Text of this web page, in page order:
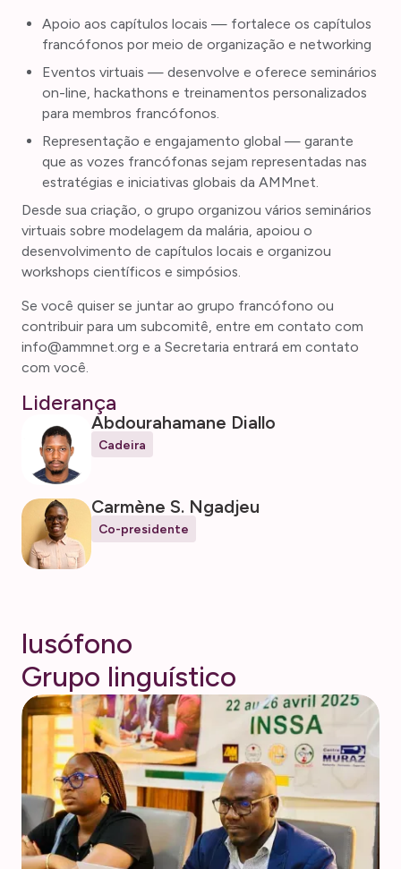
Apoio aos capítulos locais — fortalece os capítulos
francófonos por meio de organização e networking
Eventos virtuais — desenvolve e oferece seminários
on-line, hackathons e treinamentos personalizados
para membros francófonos.
Representação e engajamento global — garante
que as vozes francófonas sejam representadas nas
estratégias e iniciativas globais da AMMnet.
Desde sua criação, o grupo organizou vários seminários
virtuais sobre modelagem da malária, apoiou o
desenvolvimento de capítulos locais e organizou
workshops científicos e simpósios.
Se você quiser se juntar ao grupo francófono ou
contribuir para um subcomitê, entre em contato com
info@ammnet.org e a Secretaria entrará em contato
com você.
Liderança
Abdourahamane Diallo
Cadeira
Carmène S. Ngadjeu
Co-presidente
lusófono
Grupo linguístico